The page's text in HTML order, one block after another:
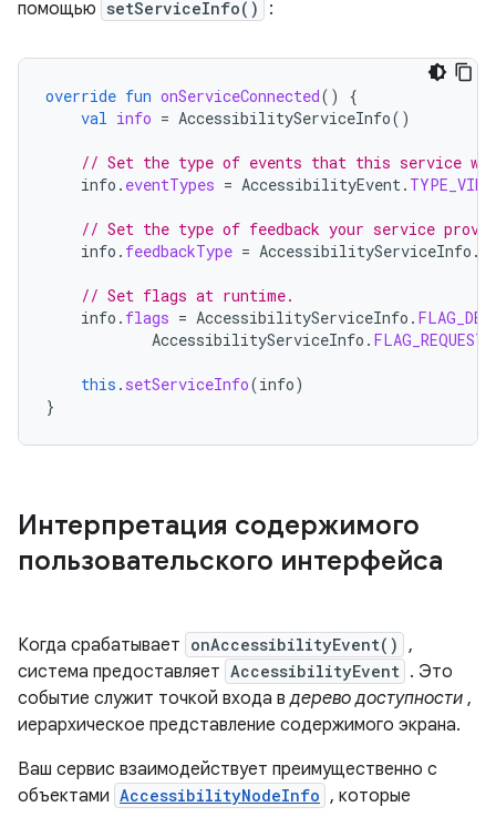
помощью setServiceInfo() :
override fun onServiceConnected()
{
val info = AccessibilityServiceInfo()
// Set the type of events that this service
info . eventTypes = AccessibilityEvent.
// Set the type of feedback your service
info . feedbackType = AccessibilityServiceInfo .
// Set flags at runtime.
info . flags = AccessibilityServiceInfo .
AccessibilityServiceInfo .
this . setServiceInfo(info)
}
Интерпретация содержимого
пользовательского интерфейса
Когда срабатывает onAccessibilityEvent() ,
система предоставляет AccessibilityEvent . Это
событие служит точкой входа вдерево доступности ,
иерархическое представление содержимого экрана.
Ваш сервис взаимодействует преимущественно с
объектами AccessibilityNodeInfo , которые